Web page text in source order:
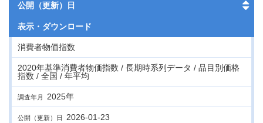
公開（更新）日
表示・ ダウンロード
消費者物価指数
2020年基準消費者物価指数 / 長期時系列データ / 品目別価格
指数 / 全国 / 年平均
調査年月 2025年
公開（更新）日 2026-01-23